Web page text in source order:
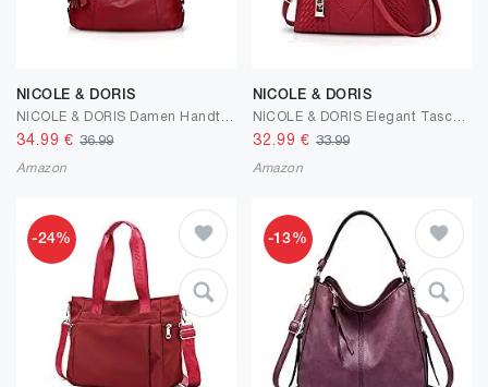
NICOLE & DORIS
34.99 €36.99
Amazon
NICOLE & DORIS
32.99 € 33.99
Amazon
-24% -13%